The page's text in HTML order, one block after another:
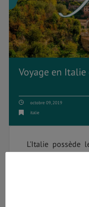
Voyage en
octobre 09, 2019
italie
L'Italie possède